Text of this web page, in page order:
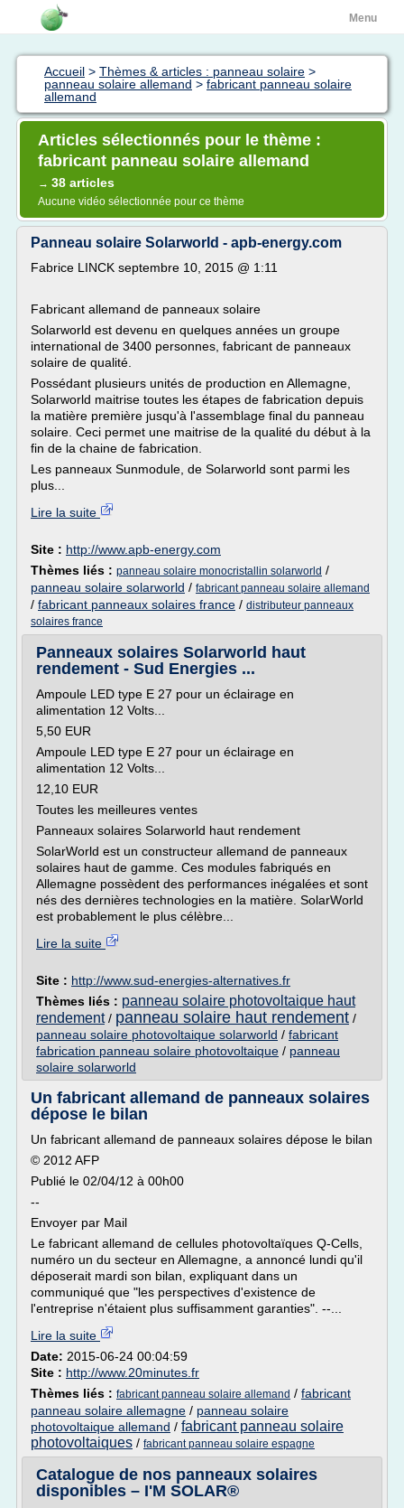
Menu
Accueil > Thèmes & articles : panneau solaire >
panneau solaire allemand > fabricant panneau solaire
allemand
Articles sélectionnés pour le thème :
fabricant panneau solaire allemand
→ 38 articles
Aucune vidéo sélectionnée pour ce thème
Panneau solaire Solarworld - apb-energy.com
Fabrice LINCK septembre 10, 2015 @ 1:11
Fabricant allemand de panneaux solaire
Solarworld est devenu en quelques années un groupe
international de 3400 personnes, fabricant de panneaux
solaire de qualité.
Possédant plusieurs unités de production en Allemagne,
Solarworld maitrise toutes les étapes de fabrication depuis
la matière première jusqu'à l'assemblage final du panneau
solaire. Ceci permet une maitrise de la qualité du début à la
fin de la chaine de fabrication.
Les panneaux Sunmodule, de Solarworld sont parmi les
plus...
Lire la suite
Site : http://www.apb-energy.com
Thèmes liés : panneau solaire monocristallin solarworld /
panneau solaire solarworld / fabricant panneau solaire allemand
/ fabricant panneaux solaires france / distributeur panneaux
solaires france
Panneaux solaires Solarworld haut
rendement - Sud Energies ...
Ampoule LED type E 27 pour un éclairage en
alimentation 12 Volts...
5,50 EUR
Ampoule LED type E 27 pour un éclairage en
alimentation 12 Volts...
12,10 EUR
Toutes les meilleures ventes
Panneaux solaires Solarworld haut rendement
SolarWorld est un constructeur allemand de panneaux
solaires haut de gamme. Ces modules fabriqués en
Allemagne possèdent des performances inégalées et sont
nés des dernières technologies en la matière. SolarWorld
est probablement le plus célèbre...
Lire la suite
Site : http://www.sud-energies-alternatives.fr
Thèmes liés : panneau solaire photovoltaique haut
rendement/ panneau solaire haut rendement /
panneau solaire photovoltaique solarworld / fabricant
fabrication panneau solaire photovoltaique / panneau
solaire solarworld
Un fabricant allemand de panneaux solaires
dépose le bilan
Un fabricant allemand de panneaux solaires dépose le bilan
© 2012 AFP
Publié le 02/04/12 à 00h00
--
Envoyer par Mail
Le fabricant allemand de cellules photovoltaïques Q-Cells,
numéro un du secteur en Allemagne, a annoncé lundi qu'il
déposerait mardi son bilan, expliquant dans un
communiqué que "les perspectives d'existence de
l'entreprise n'étaient plus suffisamment garanties". --...
Lire la suite
Date: 2015-06-24 00:04:59
Site : http://www.20minutes.fr
Thèmes liés : fabricant panneau solaire allemand / fabricant
panneau solaire allemagne / panneau solaire
photovoltaique allemand / fabricant panneau solaire
photovoltaiques / fabricant panneau solaire espagne
Catalogue de nos panneaux solaires
disponibles – I'M SOLAR®